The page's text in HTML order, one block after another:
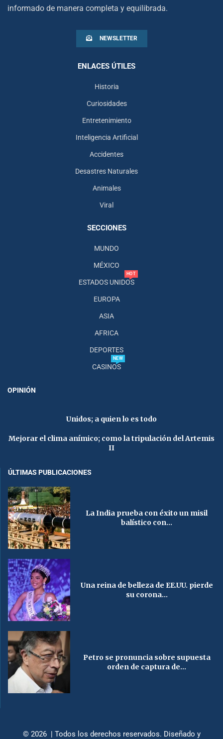
informado de manera completa y equilibrada.
NEWSLETTER
ENLACES ÚTILES
Historia
Curiosidades
Entretenimiento
Inteligencia Artificial
Accidentes
Desastres Naturales
Animales
Viral
SECCIONES
MUNDO
MÉXICO
ESTADOS UNIDOS
HOT
EUROPA
ASIA
AFRICA
DEPORTES
CASINOS
NEW
OPINIÓN
Unidos; a quien lo es todo
Mejorar el clima anímico; como la tripulación del Artemis
II
ÚLTIMAS PUBLICACIONES
La India prueba con éxito un misil
balístico con...
Una reina de belleza de EE.UU. pierde
su corona...
Petro se pronuncia sobre supuesta
orden de captura de...
© 2026 | Todos los derechos reservados. Diseñado y